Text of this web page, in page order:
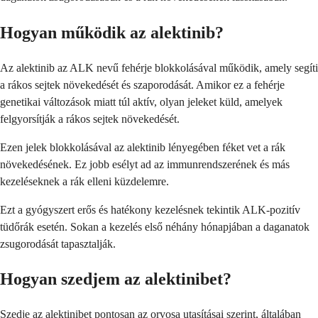
Hogyan működik az alektinib?
Az alektinib az ALK nevű fehérje blokkolásával működik, amely segíti
a rákos sejtek növekedését és szaporodását. Amikor ez a fehérje
genetikai változások miatt túl aktív, olyan jeleket küld, amelyek
felgyorsítják a rákos sejtek növekedését.
Ezen jelek blokkolásával az alektinib lényegében féket vet a rák
növekedésének. Ez jobb esélyt ad az immunrendszerének és más
kezeléseknek a rák elleni küzdelemre.
Ezt a gyógyszert erős és hatékony kezelésnek tekintik ALK-pozitív
tüdőrák esetén. Sokan a kezelés első néhány hónapjában a daganatok
zsugorodását tapasztalják.
Hogyan szedjem az alektinibet?
Szedje az alektinibet pontosan az orvosa utasításai szerint, általában